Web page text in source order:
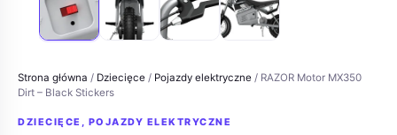
Strona główna / Dziecięce / Pojazdy elektryczne / RAZOR Motor MX350
Dirt – Black Stickers
DZIECIĘCE , POJAZDY ELEKTRYCZNE